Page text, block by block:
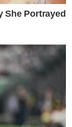
She Portrayed